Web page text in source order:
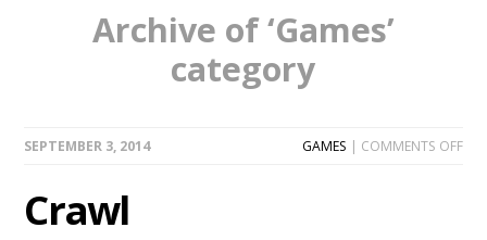
Archive of ‘Games’
category
SEPTEMBER 3, 2014 GAMES | COMMENTS OFFON
Crawl